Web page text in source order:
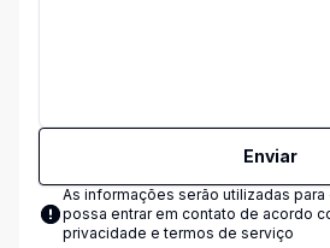
Enviar
As informações serão utilizadas
possa entrar em contato de acordo
privacidade e termos de serviço